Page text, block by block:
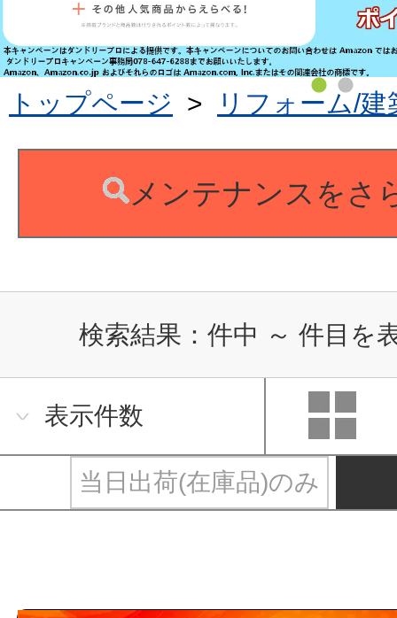
トップページ > リフォーム/建
メンテナンスをさ
検索結果： 件中 ～ 件目を
表示件数
当日出荷(在庫品)のみ